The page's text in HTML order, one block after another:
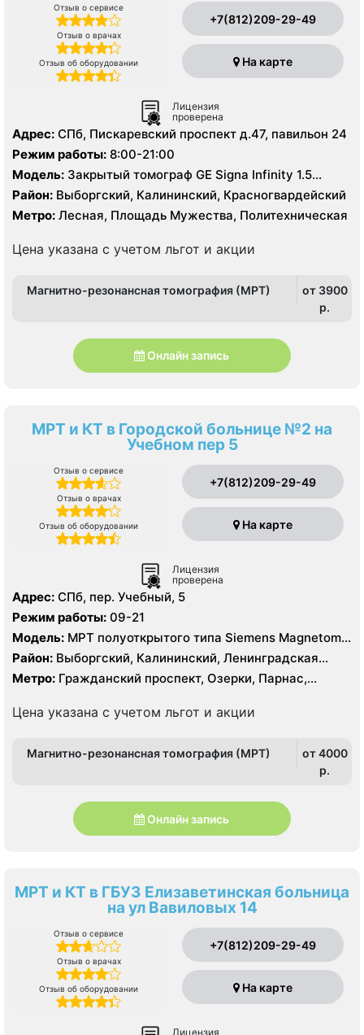
Отзыв о сервисе
Отзыв о врачах
Отзыв об оборудовании
+7(812)209-29-49
На карте
Лицензия
проверена
Адрес: СПб, Пискаревский проспект д.47, павильон 24
Режим работы: 8:00-21:00
Модель: Закрытый томограф GE Signa Infinity 1.5
Тесла, КТ Toshiba Aguilion 64 среза, УЗИ
Район: Выборгский, Калининский, Красногвардейский
Метро: Лесная, Площадь Мужества, Политехническая
Цена указана с учетом льгот и акции
Магнитно-резонансная томография (МРТ)
от 3900
p.
Онлайн запись
МРТ и КТ в Городской больнице №2 на
Учебном пер 5
Отзыв о сервисе
Отзыв о врачах
Отзыв об оборудовании
+7(812)209-29-49
На карте
Лицензия
проверена
Адрес: СПб, пер. Учебный, 5
Режим работы: 09-21
Модель: МРТ полуоткрытого типа Siemens Magnetom
Espree 1.5 Тесла, КТ Siemens SOMATOM Definition 16
срезов, КТ Siemens SOMATOM Definition AS 64 среза
Район: Выборгский, Калининский, Ленинградская
область, Приморский
Метро: Гражданский проспект, Озерки, Парнас,
Цена указана с учетом льгот и акции
Магнитно-резонансная томография (МРТ)
от 4000
p.
Онлайн запись
МРТ и КТ в ГБУЗ Елизаветинская больница
на ул Вавиловых 14
Отзыв о сервисе
Отзыв о врачах
Отзыв об оборудовании
+7(812)209-29-49
На карте
Лицензия